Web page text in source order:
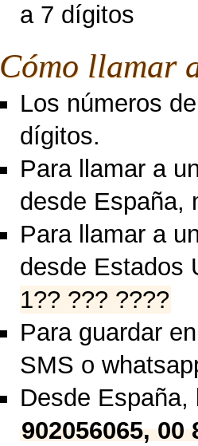
a 7 dígitos
Cómo llamar
Los números
dígitos.
Para llamar a
desde España,
Para llamar a
desde Estados
1?? ??? ????
Para guardar
SMS o
Desde
902056065,